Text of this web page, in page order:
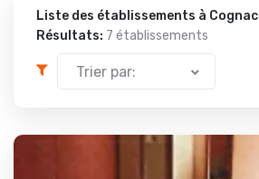
Liste des établissements à Cognac
Résultats: 7 établissements
Trier par: